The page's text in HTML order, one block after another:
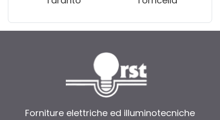
Forniture elettriche ed illuminotecniche